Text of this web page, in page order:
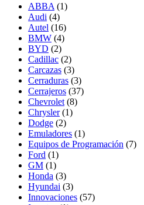
ABBA (1)
Audi (4)
Autel (16)
BMW (4)
BYD (2)
Cadillac (2)
Carcazas (3)
Cerraduras (3)
Cerrajeros (37)
Chevrolet (8)
Chrysler (1)
Dodge (2)
Emuladores (1)
Equipos de Programación (7)
Ford (1)
GM (1)
Honda (3)
Hyundai (3)
Innovaciones (57)